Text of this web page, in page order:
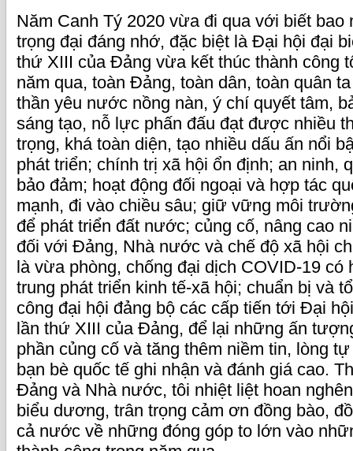
Năm Canh Tý 2020 vừa đi qua với biết bao
trọng đại đáng nhớ, đặc biệt là Đại hội đại
thứ XIII của Đảng vừa kết thúc thành công
năm qua, toàn Đảng, toàn dân, toàn quân
thần yêu nước nồng nàn, ý chí quyết tâm,
sáng tạo, nỗ lực phấn đấu đạt được nhiều
trọng, khá toàn diện, tạo nhiều dấu ấn nổi
phát triển; chính trị xã hội ổn định; an ninh,
bảo đảm; hoạt động đối ngoại và hợp tác
mạnh, đi vào chiều sâu; giữ vững môi
để phát triển đất nước; củng cố, nâng cao
đối với Đảng, Nhà nước và chế độ xã hội
là vừa phòng, chống đại dịch COVID-19 có
trung phát triển kinh tế-xã hội; chuẩn bị và
công đại hội đảng bộ các cấp tiến tới Đại
lần thứ XIII của Đảng, để lại những ấn
phần củng cố và tăng thêm niềm tin, lòng
bạn bè quốc tế ghi nhận và đánh giá cao.
Đảng và Nhà nước, tôi nhiệt liệt hoan
biểu dương, trân trọng cảm ơn đồng bào,
cả nước về những đóng góp to lớn vào